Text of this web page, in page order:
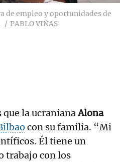
de empleo y oportunidades de
PABLO VIÑAS
que la ucranianaAlona
con su familia. “Mi
Él tiene un
trabajo con los